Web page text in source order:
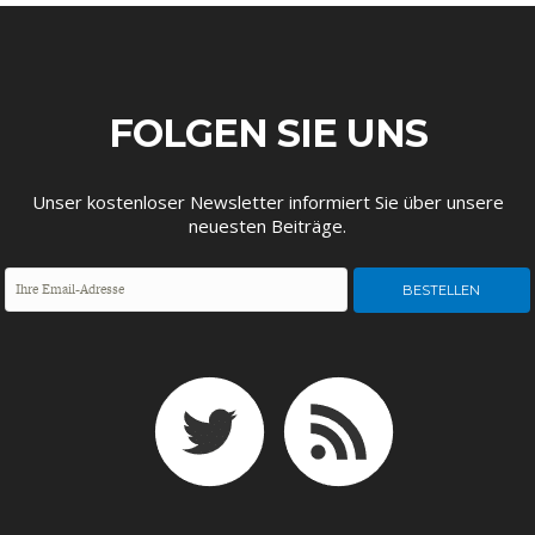
GERMANOMICS
HÖRSAAL
FOLGEN SIE UNS
Unser kostenloser Newsletter informiert Sie über unsere
neuesten Beiträge.